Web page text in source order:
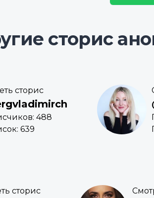
сторис
сторис
488
639
сторис